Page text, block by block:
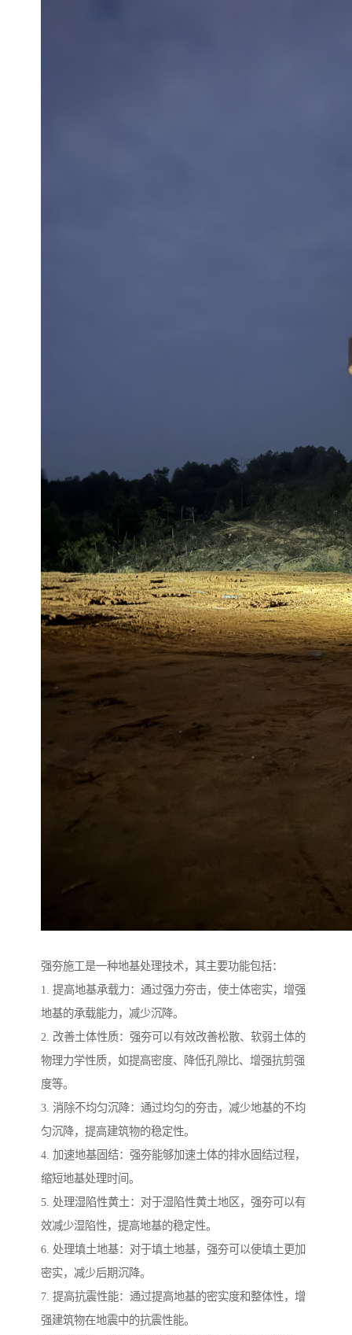
强夯施工是一种地基处理技术，其主要功能包括：
1. 提高地基承载力：通过强力夯击，使土体密实，增强
地基的承载能力，减少沉降。
2. 改善土体性质：强夯可以有效改善松散、软弱土体的
物理力学性质，如提高密度、降低孔隙比、增强抗剪强
度等。
3. 消除不均匀沉降：通过均匀的夯击，减少地基的不均
匀沉降，提高建筑物的稳定性。
4. 加速地基固结：强夯能够加速土体的排水固结过程，
缩短地基处理时间。
5. 处理湿陷性黄土：对于湿陷性黄土地区，强夯可以有
效减少湿陷性，提高地基的稳定性。
6. 处理填土地基：对于填土地基，强夯可以使填土更加
密实，减少后期沉降。
7. 提高抗震性能：通过提高地基的密实度和整体性，增
强建筑物在地震中的抗震性能。